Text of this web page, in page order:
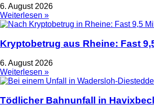
6. August 2026
Weiterlesen »
Kryptobetrug aus Rheine: Fast
6. August 2026
Weiterlesen »
Tödlicher Bahnunfall in